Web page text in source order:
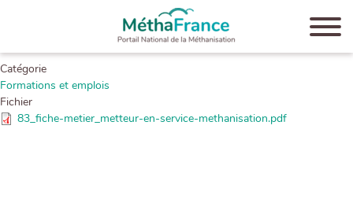
Aller
au
contenu
principal
23-07-2021
Catégorie
Formations et emplois
Fichier
83_fiche-metier_metteur-en-service-methanisation.pdf